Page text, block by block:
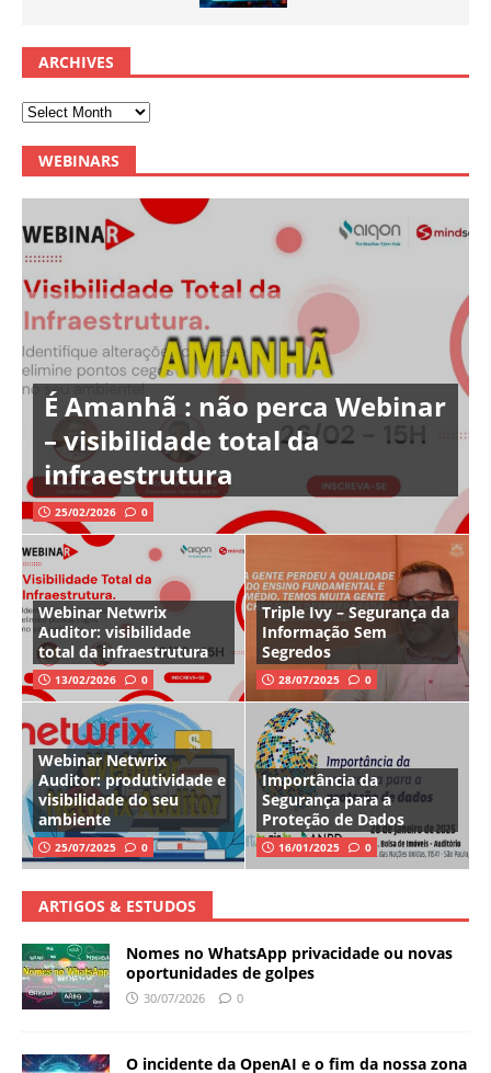
ARCHIVES
WEBINARS
É Amanhã : não perca Webinar
– visibilidade total da
infraestrutura
25/02/2026 0
Webinar Netwrix
Auditor: visibilidade
total da infraestrutura
13/02/2026 0
Triple Ivy – Segurança da
Informação Sem
Segredos
28/07/2025 0
Webinar Netwrix
Auditor: produtividade e
visibilidade do seu
ambiente
25/07/2025 0
Importância da
Segurança para a
Proteção de Dados
16/01/2025 0
ARTIGOS & ESTUDOS
Nomes no WhatsApp privacidade ou novas
oportunidades de golpes
30/07/2026 0
O incidente da OpenAI e o fim da nossa zona